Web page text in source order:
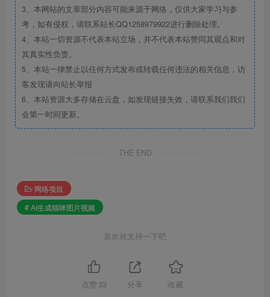
3、本网站的文章部分内容可能来源于网络，仅供大家学习与参
考，如有侵权，请联系站长QQ1258979922进行删除处理。
4、本站一切资源不代表本站立场，并不代表本站赞同其观点和对
其真实性负责。
5、本站一律禁止以任何方式发布或转载任何违法的相关信息，访
客发现请向站长举报
6、本站资源大多存储在云盘，如发现链接失效，请联系我们我们
会第一时间更新。
THE END
网络项目
# AI生成猫咪图片视频
喜欢就支持一下吧
点赞 33 分享 收藏